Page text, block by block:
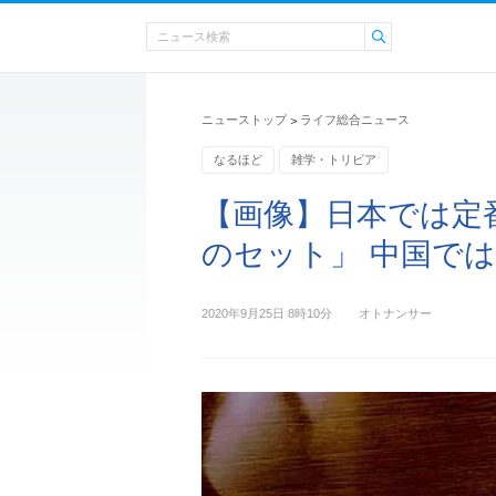
ニューストップ > ライフ総合ニュース
なるほど 雑学・トリビア
【画像】日本では
のセット」 中国で
2020年9月25日 8時10分 オトナンサー